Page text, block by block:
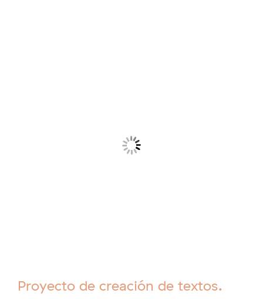
Proyecto de creación de textos.